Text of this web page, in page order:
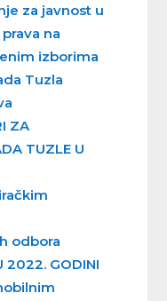
za javnost u
na
izborima
Tuzla
ZA
TUZLE U
odbora
2022. GODINI